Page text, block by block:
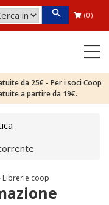
(0)
da 25€ - Per i soci Coop
a partire da 19€.